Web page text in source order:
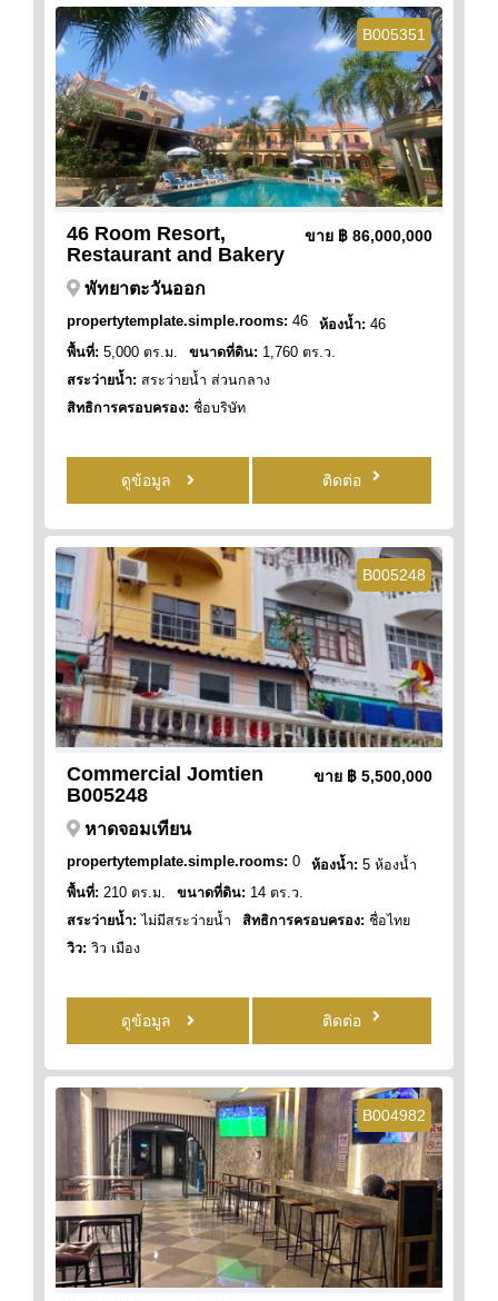
B005351
46 Room Resort,
Restaurant and Bakery
ขาย ฿ 86,000,000
พัทยาตะวันออก
propertytemplate.simple.rooms: 46 ห้องน้ำ: 46
พื้นที่: 5,000 ตร.ม. ขนาดที่ดิน: 1,760 ตร.ว.
สระว่ายน้ำ: สระว่ายน้ำ ส่วนกลาง
สิทธิการครอบครอง: ชื่อบริษัท
ดูข้อมูล ติดต่อ
B005248
Commercial Jomtien
B005248
ขาย ฿ 5,500,000
หาดจอมเทียน
propertytemplate.simple.rooms: 0 ห้องน้ำ: 5 ห้องน้ำ
พื้นที่: 210 ตร.ม. ขนาดที่ดิน: 14 ตร.ว.
สระว่ายน้ำ: ไม่มีสระว่ายน้ำ สิทธิการครอบครอง: ชื่อไทย
วิว: วิว เมือง
ดูข้อมูล ติดต่อ
B004982